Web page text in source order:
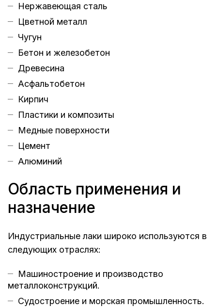
Нержавеющая сталь
Цветной металл
Чугун
Бетон и железобетон
Древесина
Асфальтобетон
Кирпич
Пластики и композиты
Медные поверхности
Цемент
Алюминий
Область применения и
назначение
Индустриальные лаки широко используются в
следующих отраслях:
Машиностроение и производство
металлоконструкций.
Судостроение и морская промышленность.